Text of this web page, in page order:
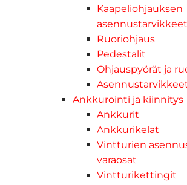
Kaapeliohjauksen
asennustarvikkeet
Ruoriohjaus
Pedestalit
Ohjauspyörät ja
Ankkurointi ja kiinnitys
Ankkurit
Ankkurikelat
Vintturien
varaosat
Vintturikettingit